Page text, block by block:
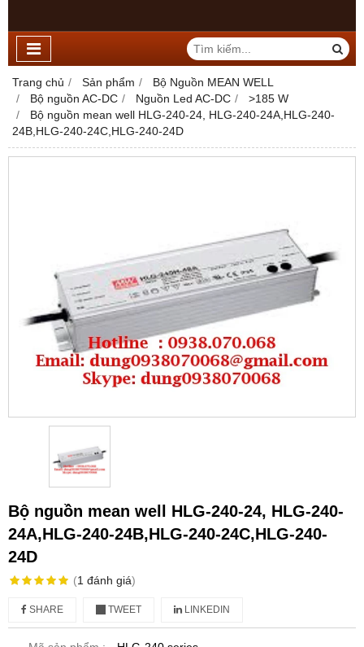
Trang chủ Sản phẩm
Bộ Nguồn MEAN WELL
Bộ nguồn AC-DC
Nguồn Led AC-DC
>185 W
Bộ nguồn mean well HLG-240-24, HLG-240-24A,HLG-240-
24B,HLG-240-24C,HLG-240-24D
Bộ nguồn mean well HLG-240-24, HLG-240-
24A,HLG-240-24B,HLG-240-24C,HLG-240-
24D
(1 đánh giá)
SHARE TWEET LINKEDIN